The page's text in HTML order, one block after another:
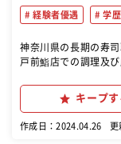
経験者優遇 学
神奈川県の長期の寿司職
戸前鮨店での調理及
キープす
作成日：2024.04.26 更